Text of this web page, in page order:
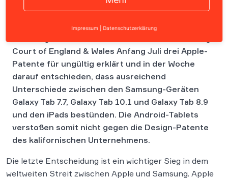
Zwei wichtige Entscheidungen gab es in Juli für
Court of England & Wales Anfang Juli drei Apple-
Patente für ungültig erklärt und in der Woche
darauf entschieden, dass ausreichend
Unterschiede zwischen den Samsung-Geräten
Galaxy Tab 7.7, Galaxy Tab 10.1 und Galaxy Tab 8.9
und den iPads bestünden. Die Android-Tablets
verstoßen somit nicht gegen die Design-Patente
des kalifornischen Unternehmens.
Die letzte Entscheidung ist ein wichtiger Sieg in dem
weltweiten Streit zwischen Apple und Samsung. Apple
Impressum Datenschutzerklärung